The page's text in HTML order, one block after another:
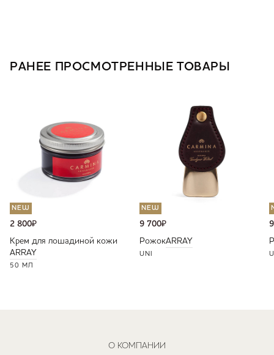
РАНЕЕ ПРОСМОТРЕННЫЕ ТОВАРЫ
NEW
2 800₽
Крем для лошадиной кожи
ARRAY
50 МЛ
NEW
9 700₽
РожокARRAY
UNI
О КОМПАНИИ